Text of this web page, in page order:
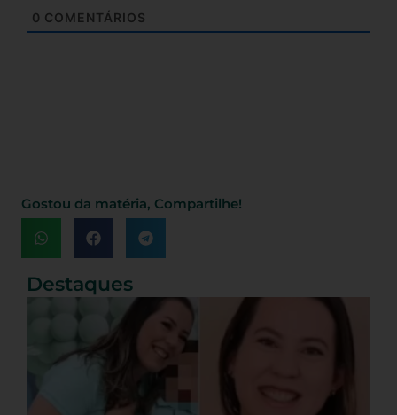
0 COMENTÁRIOS
Gostou da matéria, Compartilhe!
Destaques